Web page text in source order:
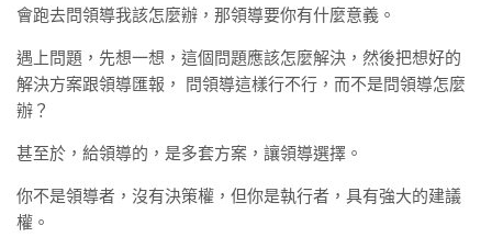
會跑去問領導我該怎麼辦，那領導要你有什麼意義。
遇上問題，先想一想，這個問題應該怎麼解決，然後把想好的
解決方案跟領導匯報， 問領導這樣行不行，而不是問領導怎麼
辦？
甚至於，給領導的，是多套方案，讓領導選擇。
你不是領導者，沒有決策權，但你是執行者，具有強大的建議
權。